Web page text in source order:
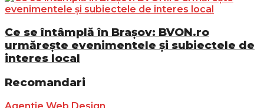
Ce se întâmplă în Brașov: BVON.ro
urmărește evenimentele și subiectele de
interes local
Recomandari